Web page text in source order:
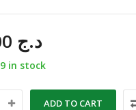
د.ج
9 in stock
ADD TO CART